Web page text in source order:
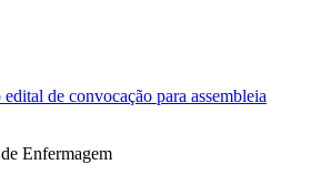
Enfermagem